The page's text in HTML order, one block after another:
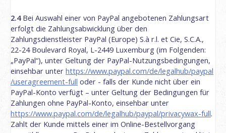
2.4Bei Auswahl einer von PayPal angebotenen Zahlungsart
erfolgt die Zahlungsabwicklung über den
Zahlungsdienstleister PayPal (Europe) S.à r.l. et Cie, S.C.A.,
22-24 Boulevard Royal, L-2449 Luxemburg (im Folgenden:
„PayPal“), unter Geltung der PayPal-Nutzungsbedingungen,
einsehbar unter https://www.paypal.com/de/legalhub/paypal
/useragreement-full oder - falls der Kunde nicht über ein
PayPal-Konto verfügt – unter Geltung der Bedingungen für
Zahlungen ohne PayPal-Konto, einsehbar unter
https://www.paypal.com/de/legalhub/paypal/privacywax-full.
Zahlt der Kunde mittels einer im Online-Bestellvorgang